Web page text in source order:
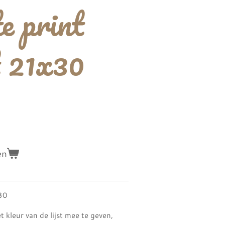
print
kleur van de lijst mee te geven,